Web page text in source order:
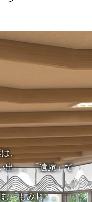
、
出」、「遠慮」で
「もみじ」。